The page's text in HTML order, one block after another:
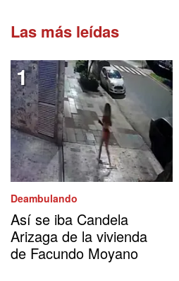
Las más leídas
Deambulando
Así se iba Candela
Arizaga de la vivienda
de Facundo Moyano